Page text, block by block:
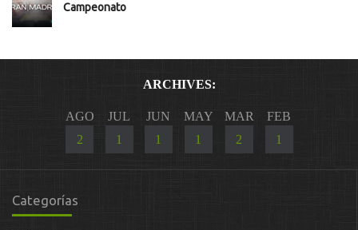
Campeonato
ARCHIVES:
AGO
2
JUL
1
JUN
1
MAY
1
MAR
2
FEB
1
Categorías